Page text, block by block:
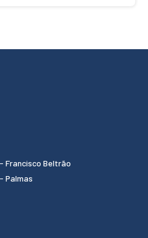
Francisco Beltrão
Palmas